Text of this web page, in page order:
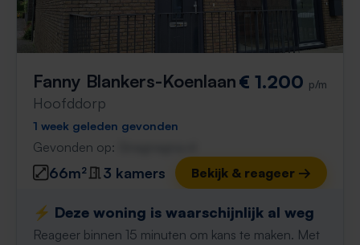
Fanny Blankers-Koenlaan
Hoofddorp
€ 1.200 p/m
1 week geleden gevonden
Gevonden op:
66m² 3 kamers Bekijk & reageer →
⚡️ Deze woning is waarschijnlijk al weg
Reageer binnen 15 minuten om kans te maken. Met